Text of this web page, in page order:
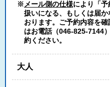
※メール側の仕様により「
扱いになる、もしくは届
おります。ご予約内容を
はお電話（046-825-7144
約ください。
大人